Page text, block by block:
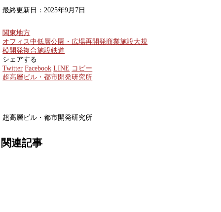
最終更新日：2025年9月7日
関東地方
オフィス中低層公園・広場再開発商業施設大規
模開発複合施設鉄道
シェアする
Twitter Facebook LINE コピー
超高層ビル・都市開発研究所
超高層ビル・都市開発研究所
関連記事